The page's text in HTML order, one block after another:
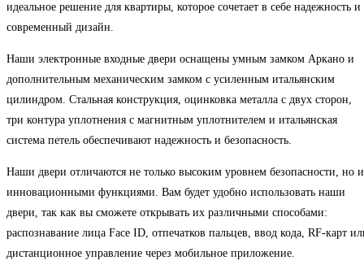
идеальное решение для квартиры, которое сочетает в себе надежность и
современный дизайн.
Наши электронные входные двери оснащены умным замком Аркано и
дополнительным механическим замком с усиленным итальянским
цилиндром. Стальная конструкция, оцинковка металла с двух сторон,
три контура уплотнения с магнитным уплотнителем и итальянская
система петель обеспечивают надежность и безопасность.
Наши двери отличаются не только высоким уровнем безопасности, но и
инновационными функциями. Вам будет удобно использовать наши
двери, так как вы сможете открывать их различными способами:
распознавание лица Face ID, отпечатков пальцев, ввод кода, RF-карт
дистанционное управление через мобильное приложение.